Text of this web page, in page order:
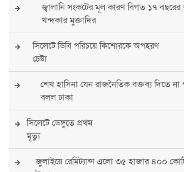
জ্বালানি সংকটের মূল কারণ বিগত ১৭ বছরের
খন্দকার মুক্তাদির
সিলেটে ডিবি পরিচয়ে কিশোরকে অপহরণ
চেষ্টা
শেখ হাসিনা যেন রাজনৈতিক বক্তব্য দিতে না
বলল ঢাকা
সিলেটে ডেঙ্গুতে প্রথম
মৃত্যু
জুলাইয়ে রেমিট্যান্স এলো ৩৫ হাজার ৪০০